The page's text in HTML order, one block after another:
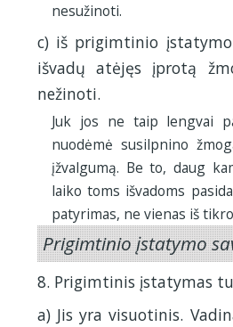
nesužinoti.
c) iš prigimtinio
išvadų atėjęs įprotą
nežinoti.
Juk jos ne taip lengvai
nuodėmė susilpnino
įžvalgumą. Be to, daug
laiko toms išvadoms
patyrimas, ne vienas iš
Prigimtinio įstatymo
8. Prigimtinis įstatymas
a) Jis yra visuotinis.